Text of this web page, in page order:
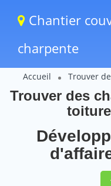
Chantier
charpente
Accueil Trouver
Trouver des